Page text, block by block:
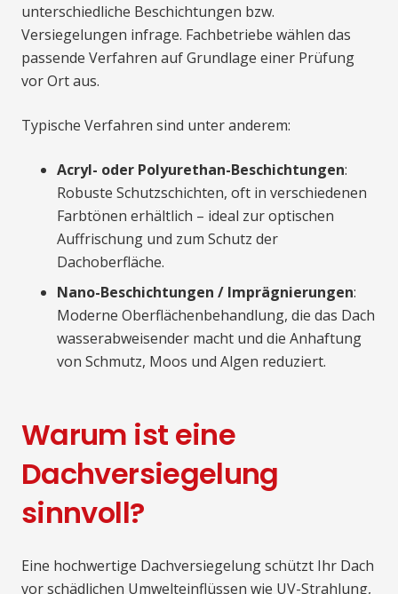
unterschiedliche Beschichtungen bzw.
Versiegelungen infrage. Fachbetriebe wählen das
passende Verfahren auf Grundlage einer Prüfung
vor Ort aus.
Typische Verfahren sind unter anderem:
Acryl- oder Polyurethan-Beschichtungen:
Robuste Schutzschichten, oft in verschiedenen
Farbtönen erhältlich – ideal zur optischen
Auffrischung und zum Schutz der
Dachoberfläche.
Nano-Beschichtungen / Imprägnierungen:
Moderne Oberflächenbehandlung, die das Dach
wasserabweisender macht und die Anhaftung
von Schmutz, Moos und Algen reduziert.
Warum ist eine
Dachversiegelung
sinnvoll?
Eine hochwertige Dachversiegelung schützt Ihr Dach
vor schädlichen Umwelteinflüssen wie UV-Strahlung,